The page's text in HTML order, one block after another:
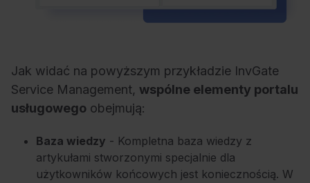
Jak widać na powyższym przykładzie InvGate
Service Management, wspólne elementy portalu
usługowego obejmują:
Baza wiedzy - Kompletna baza wiedzy z
artykułami stworzonymi specjalnie dla
użytkowników końcowych jest koniecznością. W